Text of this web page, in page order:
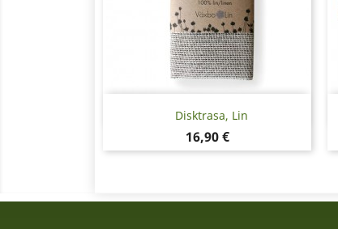
Disktrasa, Lin
Pris
16,90 €
Snabbvy